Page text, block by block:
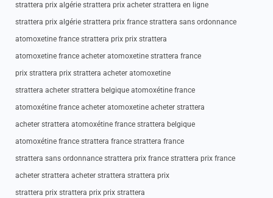
strattera prix algérie strattera prix acheter strattera en ligne
strattera prix algérie strattera prix france strattera sans ordonnance
atomoxetine france strattera prix prix strattera
atomoxetine france acheter atomoxetine strattera france
prix strattera prix strattera acheter atomoxetine
strattera acheter strattera belgique atomoxétine france
atomoxétine france acheter atomoxetine acheter strattera
acheter strattera atomoxétine france strattera belgique
atomoxétine france strattera france strattera france
strattera sans ordonnance strattera prix france strattera prix france
acheter strattera acheter strattera strattera prix
strattera prix strattera prix prix strattera